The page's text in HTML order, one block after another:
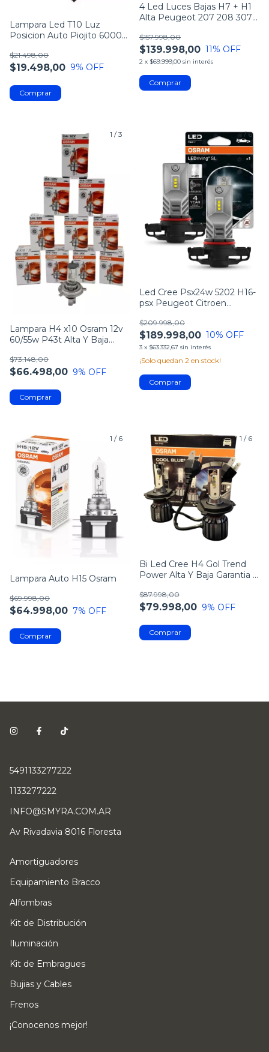
Lampara Led T10 Luz
Posicion Auto Piojito 6000k
$19.498,00
$21.498,00
9% OFF
4 Led Luces Bajas H7 + H1
Alta Peugeot 207 208 307
$139.998,00
$157.998,00
11% OFF
2 x $69.999,00 sin interés
1 /3
Lampara H4 x10 Osram 12v
60/55w P43t Alta Y Baja
$66.498,00
$73.148,00
9% OFF
1/6
Led Cree Psx24w 5202 H16-
psx Peugeot Citroen
$189.998,00
$209.998,00
10% OFF
3 x $63.332,67 sin interés
¡Solo quedan 2 en stock!
1 / 6
Lampara Auto H15 Osram
$64.998,00
$69.998,00
7% OFF
1 / 6
Bi Led Cree H4 Gol Trend
Power Alta Y Baja Garantia 2
$79.998,00
$87.998,00
9% OFF
5491133277222
1133277222
INFO@SMYRA.COM.AR
Av Rivadavia 8016 Floresta
Amortiguadores
Equipamiento Bracco
Alfombras
Kit de Distribución
Iluminación
Kit de Embragues
Bujias y Cables
Frenos
¡Conocenos mejor!